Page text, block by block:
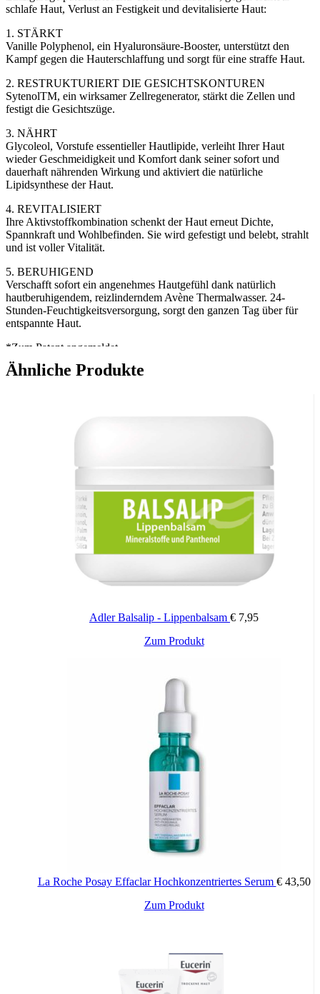
schlafe Haut, Verlust an Festigkeit und devitalisierte Haut:
1. STÄRKT
Vanille Polyphenol, ein Hyaluronsäure-Booster, unterstützt den
Kampf gegen die Hauterschlaffung und sorgt für eine straffe Haut.
2. RESTRUKTURIERT DIE GESICHTSKONTUREN
SytenolTM, ein wirksamer Zellregenerator, stärkt die Zellen und
festigt die Gesichtszüge.
3. NÄHRT
Glycoleol, Vorstufe essentieller Hautlipide, verleiht Ihrer Haut
wieder Geschmeidigkeit und Komfort dank seiner sofort und
dauerhaft nährenden Wirkung und aktiviert die natürliche
Lipidsynthese der Haut.
4. REVITALISIERT
Ihre Aktivstoffkombination schenkt der Haut erneut Dichte,
Spannkraft und Wohlbefinden. Sie wird gefestigt und belebt, strahlt
und ist voller Vitalität.
5. BERUHIGEND
Verschafft sofort ein angenehmes Hautgefühl dank natürlich
hautberuhigendem, reizlinderndem Avène Thermalwasser. 24-
Stunden-Feuchtigkeitsversorgung, sorgt den ganzen Tag über für
entspannte Haut.
*Zum Patent angemeldet
TM of Sytheon USA
Ähnliche Produkte
Adler Balsalip - Lippenbalsam € 7,95
Zum Produkt
La Roche Posay Effaclar Hochkonzentriertes Serum €43,50
Zum Produkt